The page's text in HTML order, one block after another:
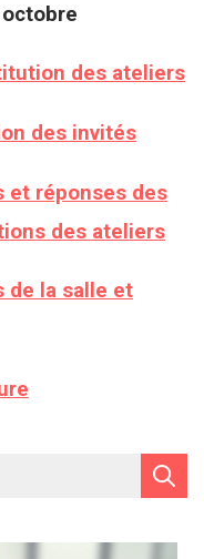
des ateliers
des invités
et réponses des
des ateliers
de la salle et